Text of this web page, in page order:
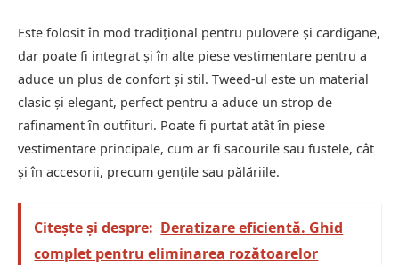
Este folosit în mod tradițional pentru pulovere și cardigane,
dar poate fi integrat și în alte piese vestimentare pentru a
aduce un plus de confort și stil. Tweed-ul este un material
clasic și elegant, perfect pentru a aduce un strop de
rafinament în outfituri. Poate fi purtat atât în piese
vestimentare principale, cum ar fi sacourile sau fustele, cât
și în accesorii, precum gențile sau pălăriile.
Citește și despre: Deratizare eficientă. Ghid
complet pentru eliminarea rozătoarelor